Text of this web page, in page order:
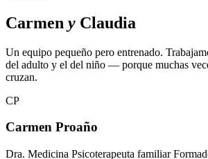
Carmen y Claudia
Un equipo pequeño pero entrenado.
del adulto y el del niño — porque muchas
cruzan.
CP
Carmen Proaño
Dra. Medicina Psicoterapeuta familiar